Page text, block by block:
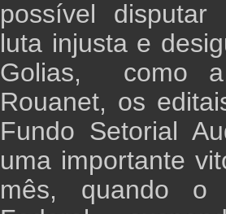
possível disputar
luta injusta e
Golias, como
Rouanet, os
Fundo Setorial
uma importante
mês, quando o